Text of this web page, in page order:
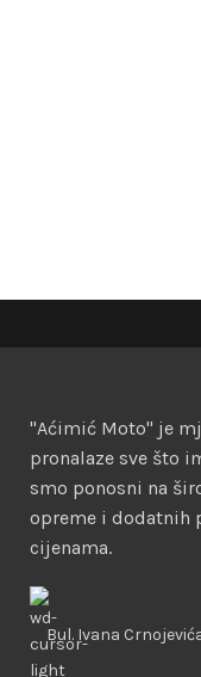
"Aćimić Moto" je
pronalaze sve što
smo ponosni na
opreme i dodatnih
cijenama.
Bul. Ivana